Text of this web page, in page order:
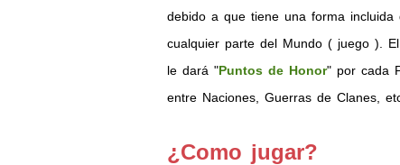
debido a que tiene una forma
cualquier parte del Mundo ( juego ).
le dará "Puntos de Honor" por cada
entre Naciones, Guerras de Clanes,
¿Como jugar?